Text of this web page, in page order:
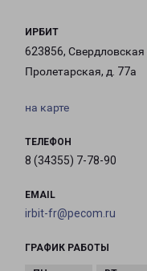
ИРБИТ
623856, Свердловская
Пролетарская, д. 77а
на карте
ТЕЛЕФОН
8 (34355) 7-78-90
EMAIL
irbit-fr@pecom.ru
ГРАФИК РАБОТЫ